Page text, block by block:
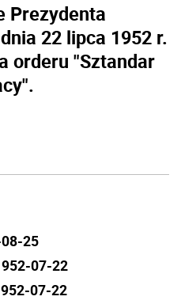
Prezydenta
22 lipca 1952 r.
orderu "Sztandar
25
07-22
07-22